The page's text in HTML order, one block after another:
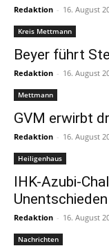
Redaktion - 16. August
Kreis Mettmann
Beyer führt
Redaktion - 16. August
Mettmann
GVM erwirbt
Redaktion - 16. August
Heiligenhaus
IHK-Azubi-
Unentschieden
Redaktion - 16. August
Nachrichten